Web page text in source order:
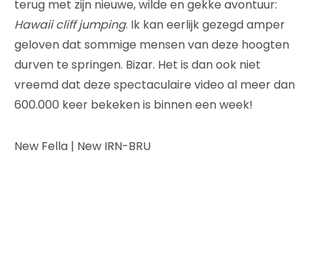
terug met zijn nieuwe, wilde en gekke avontuur:
Hawaii cliff jumping. Ik kan eerlijk gezegd amper
geloven dat sommige mensen van deze hoogten
durven te springen. Bizar. Het is dan ook niet
vreemd dat deze spectaculaire video al meer dan
600.000 keer bekeken is binnen een week!
New Fella | New IRN-BRU